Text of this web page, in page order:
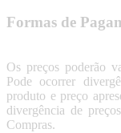
Formas de
Os preços poderão
Pode ocorrer
produto e preço
divergência de
Compras.